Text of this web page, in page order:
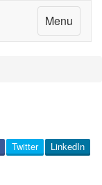
Menu
LinkedIn
Twitter